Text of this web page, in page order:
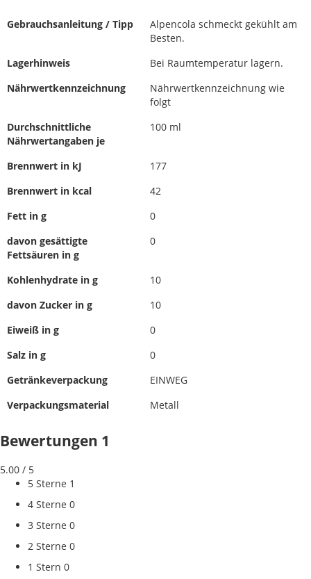
Gebrauchsanleitung / Tipp
Alpencola schmeckt gekühlt am
Besten.
Lagerhinweis
Bei Raumtemperatur lagern.
Nährwertkennzeichnung
Nährwertkennzeichnung wie
folgt
Durchschnittliche
Nährwertangaben je
100 ml
Brennwert in kJ
177
Brennwert in kcal
42
Fett in g
0
davon gesättigte
Fettsäuren in g
0
Kohlenhydrate in g
10
davon Zucker in g
10
Eiweiß in g
0
Salz in g
0
Getränkeverpackung
EINWEG
Verpackungsmaterial
Metall
Bewertungen 1
5.00 / 5
5 Sterne 1
4 Sterne 0
3 Sterne 0
2 Sterne 0
1 Stern 0